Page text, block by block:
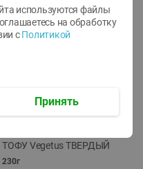
ТОФУ Vegetus ТВЕРДЫЙ
230г
используются файлы
на обработку
с Политикой
Принять